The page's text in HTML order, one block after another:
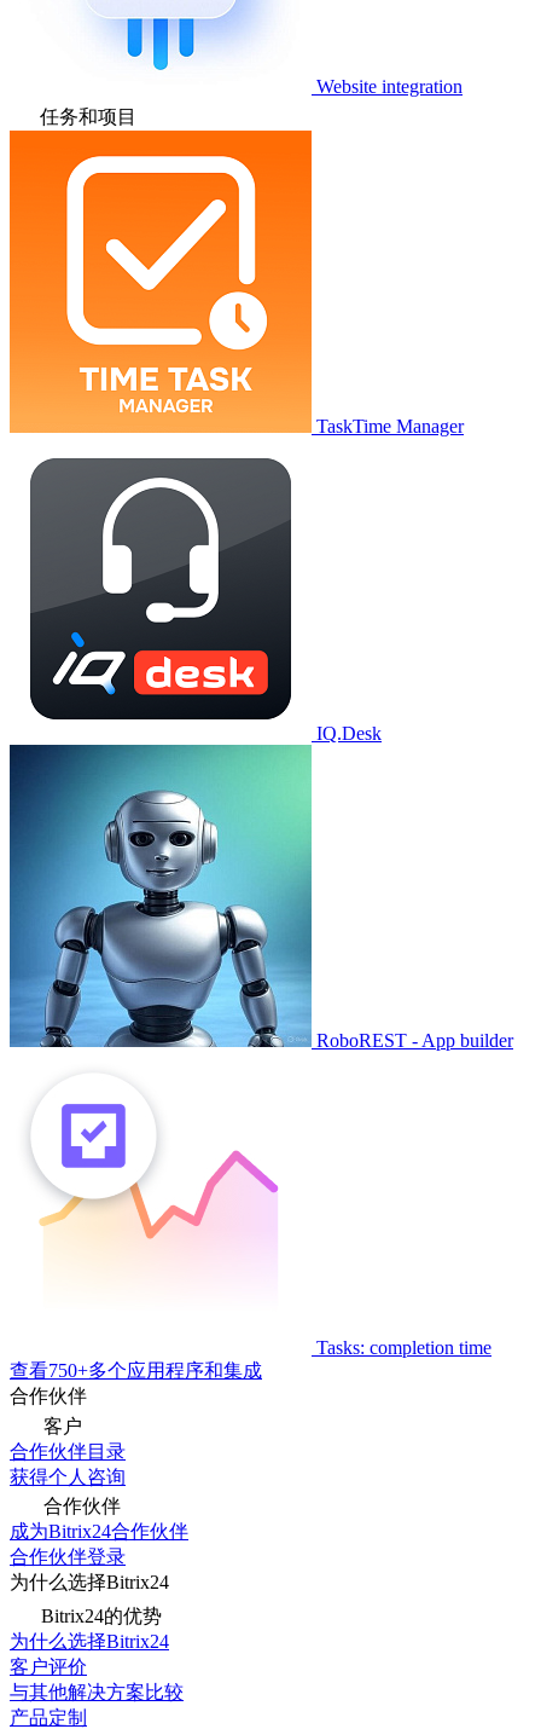
Website integration
任务和项目
TaskTime Manager
IQ.Desk
RoboREST - App builder
Tasks: completion time
查看750+多个应用程序和集成
合作伙伴
客户
合作伙伴目录
获得个人咨询
合作伙伴
成为Bitrix24合作伙伴
合作伙伴登录
为什么选择Bitrix24
Bitrix24的优势
为什么选择Bitrix24
客户评价
与其他解决方案比较
产品定制